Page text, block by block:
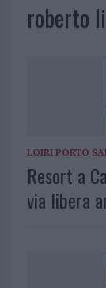
roberto
LOIRI PORTO
Resort a
via libera